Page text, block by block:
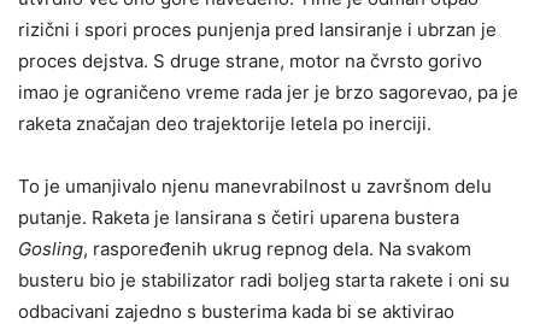
rizični i spori proces punjenja pred lansiranje i ubrzan je
proces dejstva. S druge strane, motor na čvrsto gorivo
imao je ograničeno vreme rada jer je brzo sagorevao, pa je
raketa značajan deo trajektorije letela po inerciji.
To je umanjivalo njenu manevrabilnost u završnom delu
putanje. Raketa je lansirana s četiri uparena bustera
Gosling, raspoređenih ukrug repnog dela. Na svakom
busteru bio je stabilizator radi boljeg starta rakete i oni su
odbacivani zajedno s busterima kada bi se aktivirao